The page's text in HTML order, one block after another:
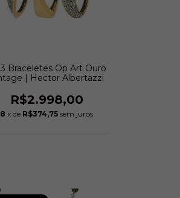
Braceletes Op Art Ouro
| Hector Albertazzi
R$2.998,00
8 x de R$374,75 sem juros